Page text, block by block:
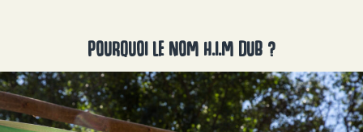
POURQUOI LE NOM H.I.M DUB ?